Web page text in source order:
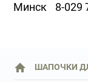
Минск 8-029
ШАПОЧКИ